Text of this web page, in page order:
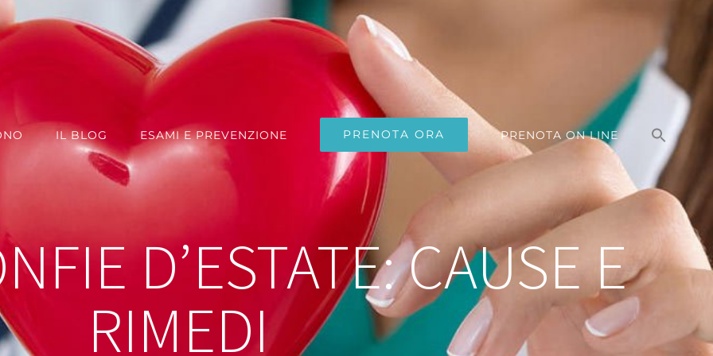
IL BLOG ESAMI E PREVENZIONE PRENOTA ORA PRENOTA ON LINE
Search
for:
Search Button
D’ESTATE: CAUSE E
RIMEDI